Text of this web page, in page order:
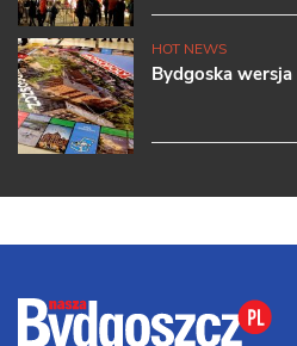
HOT NEWS
Bydgoska